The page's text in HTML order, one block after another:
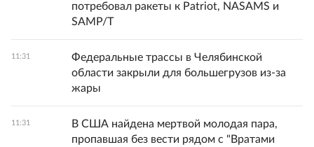
потребовал ракеты к Patriot, NASAMS и
SAMP/T
11:31
Федеральные трассы в Челябинской
области закрыли для большегрузов из-за
жары
11:31
В США найдена мертвой молодая пара,
пропавшая без вести рядом с "Вратами